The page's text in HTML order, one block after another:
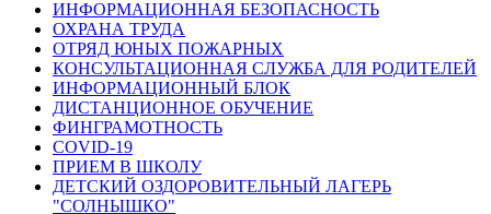
ИНФОРМАЦИОННАЯ БЕЗОПАСНОСТЬ
ОХРАНА ТРУДА
ОТРЯД ЮНЫХ ПОЖАРНЫХ
КОНСУЛЬТАЦИОННАЯ СЛУЖБА ДЛЯ РОДИТЕЛЕЙ
ИНФОРМАЦИОННЫЙ БЛОК
ДИСТАНЦИОННОЕ ОБУЧЕНИЕ
ФИНГРАМОТНОСТЬ
COVID-19
ПРИЕМ В ШКОЛУ
ДЕТСКИЙ ОЗДОРОВИТЕЛЬНЫЙ ЛАГЕРЬ
"СОЛНЫШКО"